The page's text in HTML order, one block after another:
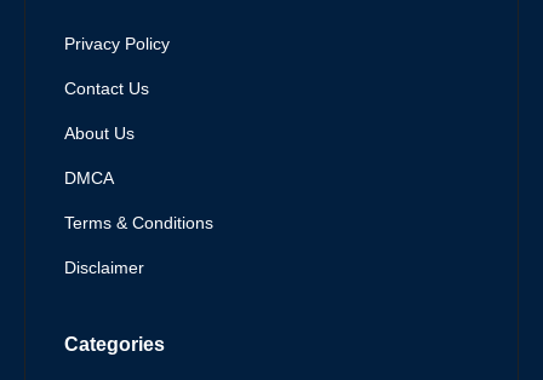
Privacy Policy
Contact Us
About Us
DMCA
Terms & Conditions
Disclaimer
Categories